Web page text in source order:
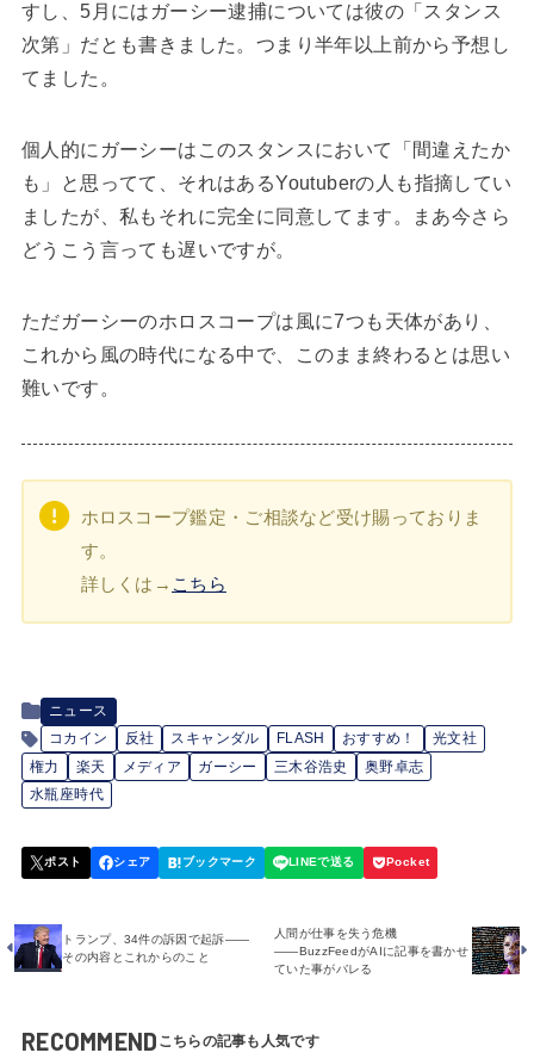
すし、5月にはガーシー逮捕については彼の「スタンス
次第」だとも書きました。つまり半年以上前から予想し
てました。
個人的にガーシーはこのスタンスにおいて「間違えたか
も」と思ってて、それはあるYoutuberの人も指摘してい
ましたが、私もそれに完全に同意してます。まあ今さら
どうこう言っても遅いですが。
ただガーシーのホロスコープは風に7つも天体があり、
これから風の時代になる中で、このまま終わるとは思い
難いです。
ホロスコープ鑑定・ご相談など受け賜っておりま
す。
詳しくは→ こちら
ニュース
コカイン
反社 スキャンダル FLASH おすすめ！
光文社
権力
楽天 メディア ガーシー 三木谷浩史
奥野卓志
水瓶座時代
トランプ、34件の訴因で起訴――
その内容とこれからのこと
人間が仕事を失う危機
――BuzzFeedがAIに記事を書かせ
ていた事がバレる
RECOMMEND